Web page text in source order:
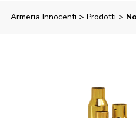
Armeria Innocenti > Prodotti >